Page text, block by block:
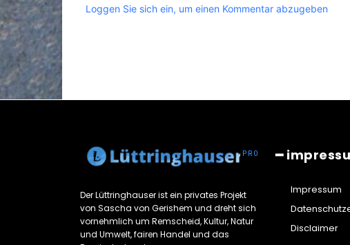
Loggen Sie sich ein, um einen Kommentar abzugeben
Der Lüttringhauser ist ein privates Projekt
von Sascha von Gerishem und dreht sich
vornehmlich um Remscheid, Kultur, Natur
und Umwelt, fairen Handel und das
━
Impressum
Disclaimer